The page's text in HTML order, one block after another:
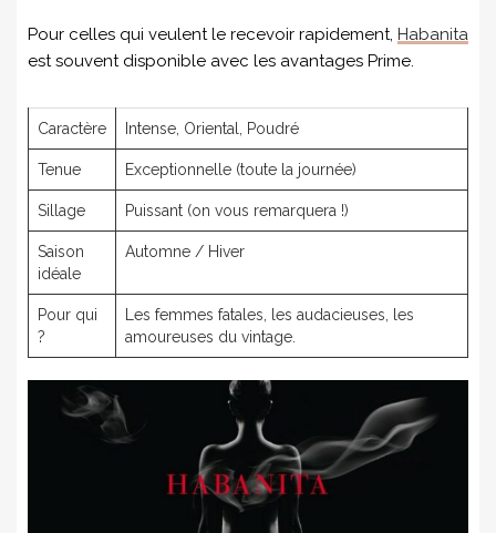
Pour celles qui veulent le recevoir rapidement, Habanita
est souvent disponible avec les avantages Prime.
Caractère Intense, Oriental, Poudré
Tenue Exceptionnelle (toute la journée)
Sillage Puissant (on vous remarquera !)
Saison
idéale
Automne / Hiver
Pour qui
?
Les femmes fatales, les audacieuses, les
amoureuses du vintage.